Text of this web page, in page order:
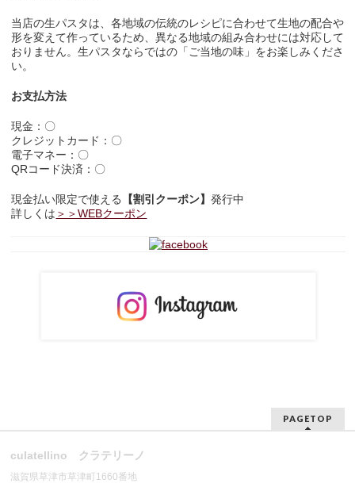
当店の生パスタは、各地域の伝統のレシピに合わせて生地の配合や
形を変えて作っているため、異なる地域の組み合わせには対応して
おりません。生パスタならではの「ご当地の味」をお楽しみくださ
い。
お支払方法
現金：〇
クレジットカード：〇
電子マネー：〇
QRコード決済：〇
現金払い限定で使える 【割引クーポン】発行中
詳しくは ＞＞WEBクーポン
PAGETOP
culatellino クラテリーノ
滋賀県草津市草津町1660番地